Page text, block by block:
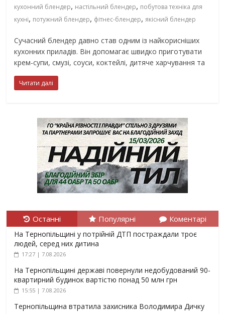
кухонний блендер, настільний блендер, побутова техніка для
кухні, потужний блендер, фітнес-блендер, якісний блендер
Сучасний блендер давно став одним із найкорисніших
кухонних приладів. Він допомагає швидко приготувати
крем-супи, смузі, соуси, коктейлі, дитяче харчування та
Читати далі
Останні Популярні Коментарі
На Тернопільщині у потрійній ДТП постраждали троє
людей, серед них дитина
17:27 | 7.08.2026
На Тернопільщині державі повернули недобудований 90-
квартирний будинок вартістю понад 50 млн грн
15:55 | 7.08.2026
Тернопільщина втратила захисника Володимира Дичку